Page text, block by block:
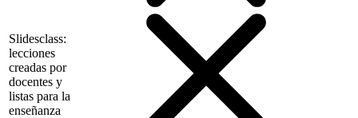
Slidesclass:
lecciones
creadas por
docentes y
listas para la
enseñanza